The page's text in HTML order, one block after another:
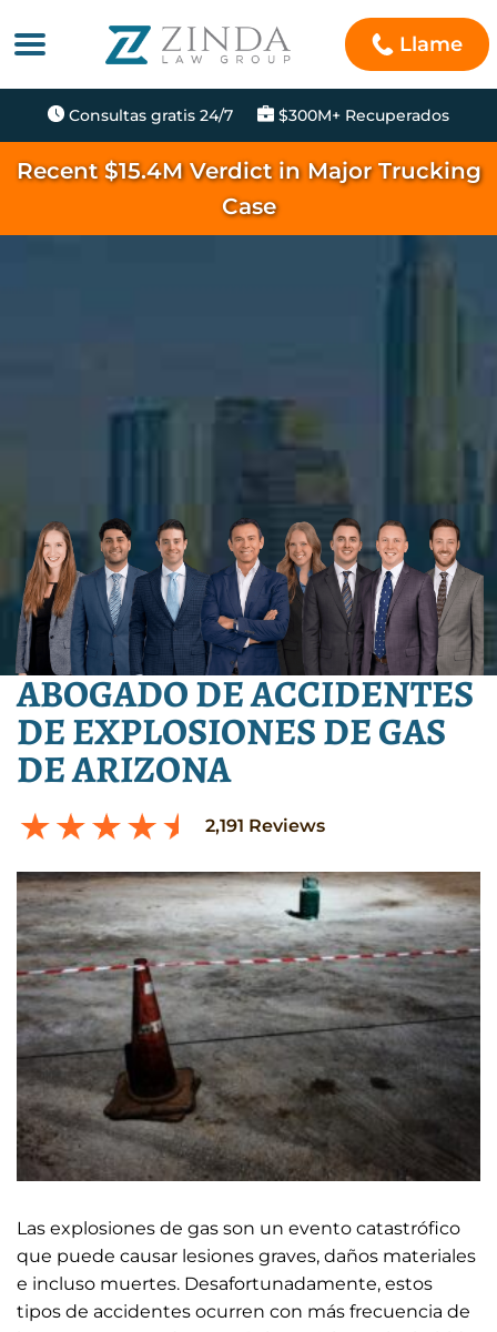
Llame
Consultas gratis 24/7 $300M+ Recuperados
Recent $15.4M Verdict in Major Trucking
Case
ABOGADO DE ACCIDENTES
DE EXPLOSIONES DE GAS
DE ARIZONA
2,191 Reviews
Las explosiones de gas son un evento catastrófico
que puede causar lesiones graves, daños materiales
e incluso muertes. Desafortunadamente, estos
tipos de accidentes ocurren con más frecuencia de